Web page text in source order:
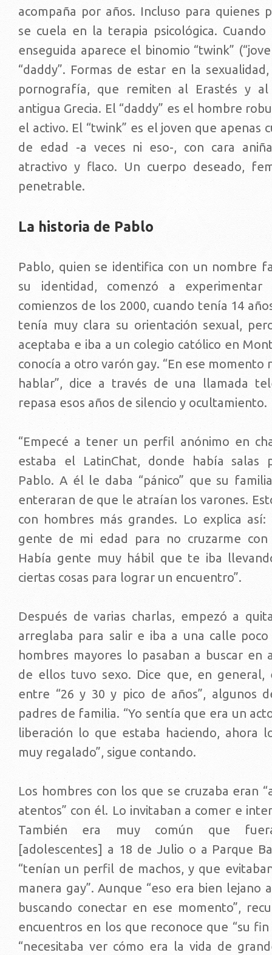
acompaña por años. Incluso para quienes
se cuela en la terapia psicológica.
enseguida aparece el binomio “twink”
“daddy”. Formas de estar en la
pornografía, que remiten al Erastés y
antigua Grecia. El “daddy” es el hombre
el activo. El “twink” es el joven que apenas
de edad -a veces ni eso-, con cara
atractivo y flaco. Un cuerpo deseado,
penetrable.
La historia de Pablo
Pablo, quien se identifica con un nombre
su identidad, comenzó a experimentar
comienzos de los 2000, cuando tenía 14
tenía muy clara su orientación sexual,
aceptaba e iba a un colegio católico en
conocía a otro varón gay. “En ese momento
hablar”, dice a través de una llamada
repasa esos años de silencio y ocultamiento.
“Empecé a tener un perfil anónimo en
estaba el LatinChat, donde había salas
Pablo. A él le daba “pánico” que su
enteraran de que le atraían los varones.
con hombres más grandes. Lo explica así:
gente de mi edad para no cruzarme con
Había gente muy hábil que te iba
ciertas cosas para lograr un encuentro”.
Después de varias charlas, empezó a
arreglaba para salir e iba a una calle
hombres mayores lo pasaban a buscar en
de ellos tuvo sexo. Dice que, en general,
entre “26 y 30 y pico de años”, algunos
padres de familia. “Yo sentía que era un
liberación lo que estaba haciendo, ahora
muy regalado”, sigue contando.
Los hombres con los que se cruzaba eran
atentos” con él. Lo invitaban a comer e
También era muy común que
[adolescentes] a 18 de Julio o a Parque
“tenían un perfil de machos, y que
manera gay”. Aunque “eso era bien lejano
buscando conectar en ese momento”,
encuentros en los que reconoce que “su
“necesitaba ver cómo era la vida de